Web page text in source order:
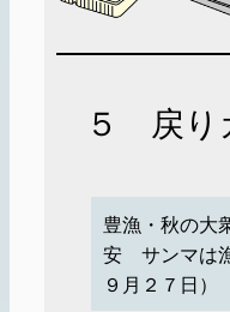
５ 戻り
豊漁・秋の
安 サンマは
９月２７日）